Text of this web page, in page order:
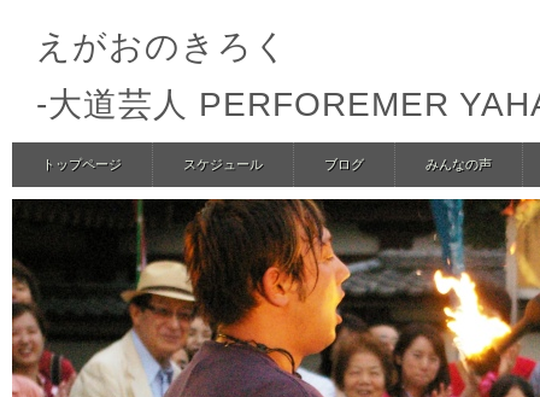
えがおのきろく
-大道芸人 PERFOREMER
トップページ スケジュール ブログ みんなの声